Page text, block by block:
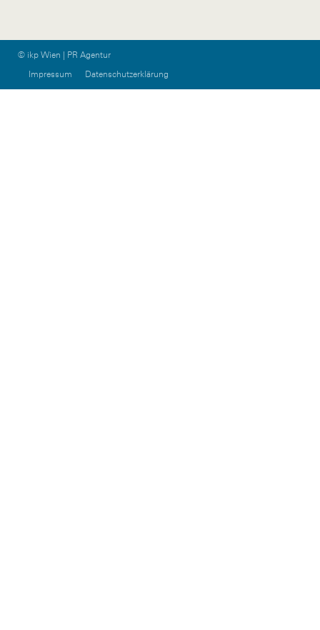
© ikp Wien | PR Agentur
Impressum
Datenschutzerklärung